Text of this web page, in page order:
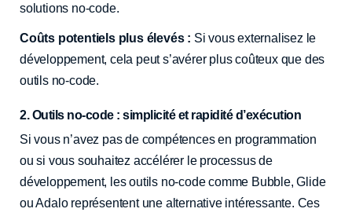
solutions no-code.
Coûts potentiels plus élevés : Si vous externalisez le
développement, cela peut s’avérer plus coûteux que des
outils no-code.
2. Outils no-code : simplicité et rapidité d’exécution
Si vous n’avez pas de compétences en programmation
ou si vous souhaitez accélérer le processus de
développement, les outils no-code comme Bubble, Glide
ou Adalo représentent une alternative intéressante. Ces